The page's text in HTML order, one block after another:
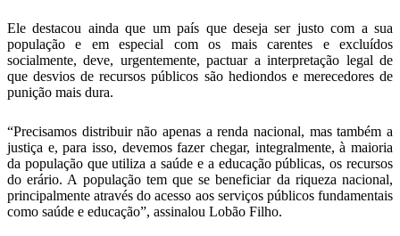
Ele destacou ainda que um país que deseja ser justo com a sua
população e em especial com os mais carentes e excluídos
socialmente, deve, urgentemente, pactuar a interpretação legal de
que desvios de recursos públicos são hediondos e merecedores de
punição mais dura.
“Precisamos distribuir não apenas a renda nacional, mas também a
justiça e, para isso, devemos fazer chegar, integralmente, à maioria
da população que utiliza a saúde e a educação públicas, os recursos
do erário. A população tem que se beneficiar da riqueza nacional,
principalmente através do acesso aos serviços públicos fundamentais
como saúde e educação”, assinalou Lobão Filho.